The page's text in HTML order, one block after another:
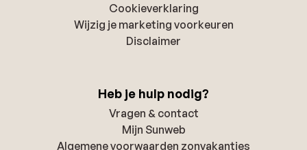
Cookieverklaring
Wijzig je marketing voorkeuren
Disclaimer
Heb je hulp nodig?
Vragen & contact
Mijn Sunweb
Algemene voorwaarden zonvakanties